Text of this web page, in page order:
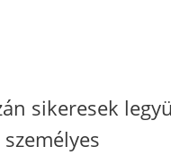
sikeresek